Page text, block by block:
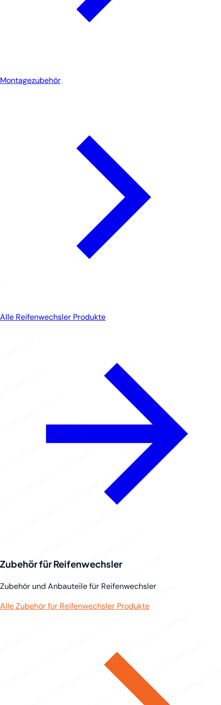
Montagezubehör
Alle Reifenwechsler Produkte
Zubehör für Reifenwechsler
Zubehör und Anbauteile für Reifenwechsler
Alle Zubehör für Reifenwechsler Produkte